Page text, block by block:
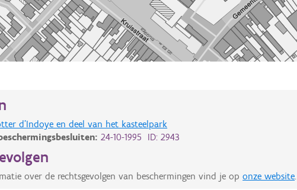
d'Indoye en deel van het kasteelpark
24-10-1995 ID: 2943
over de rechtsgevolgen van beschermingen vind je oponze website.